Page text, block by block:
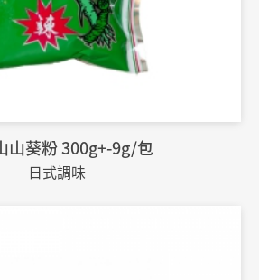
山葵粉 300g+-9g/包
日式調味